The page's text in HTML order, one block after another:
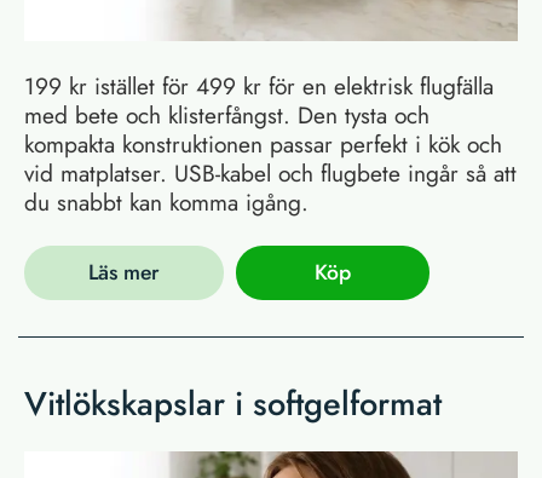
199 kr istället för 499 kr för en elektrisk flugfälla
med bete och klisterfångst. Den tysta och
kompakta konstruktionen passar perfekt i kök och
vid matplatser. USB-kabel och flugbete ingår så att
du snabbt kan komma igång.
Läs mer Köp
Vitlökskapslar i softgelformat